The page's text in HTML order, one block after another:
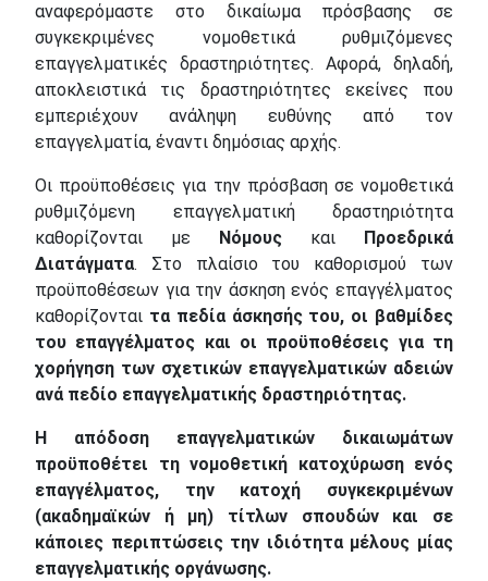
αναφερόμαστε στο δικαίωμα πρόσβασης σε
συγκεκριμένες νομοθετικά ρυθμιζόμενες
επαγγελματικές δραστηριότητες. Αφορά, δηλαδή,
αποκλειστικά τις δραστηριότητες εκείνες που
εμπεριέχουν ανάληψη ευθύνης από τον
επαγγελματία, έναντι δημόσιας αρχής.
Οι προϋποθέσεις για την πρόσβαση σε νομοθετικά
ρυθμιζόμενη επαγγελματική δραστηριότητα
καθορίζονται με Νόμους και Προεδρικά
Διατάγματα. Στο πλαίσιο του καθορισμού των
προϋποθέσεων για την άσκηση ενός επαγγέλματος
καθορίζονται τα πεδία άσκησής του, οι βαθμίδες
του επαγγέλματος και οι προϋποθέσεις για τη
χορήγηση των σχετικών επαγγελματικών αδειών
ανά πεδίο επαγγελματικής δραστηριότητας.
Η απόδοση επαγγελματικών δικαιωμάτων
προϋποθέτει τη νομοθετική κατοχύρωση ενός
επαγγέλματος, την κατοχή συγκεκριμένων
(ακαδημαϊκών ή μη) τίτλων σπουδών και σε
κάποιες περιπτώσεις την ιδιότητα μέλους μίας
επαγγελματικής οργάνωσης.